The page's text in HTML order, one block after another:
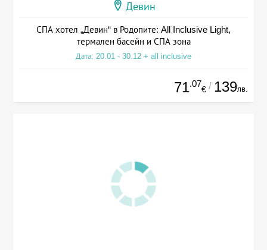
Девин
СПА хотел „Девин“ в Родопите: All Inclusive Light,
термален басейн и СПА зона
Дата: 20.01 - 30.12 + all inclusive
71.07
€ / 139лв.